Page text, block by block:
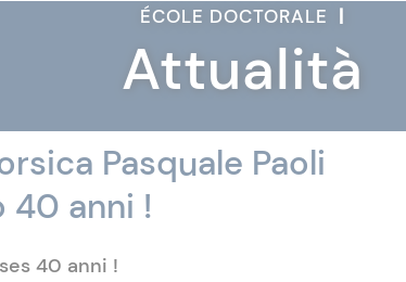
ÉCOLE DOCTORALE |
Attualità
Pasquale Paoli
40 anni !
40 anni !